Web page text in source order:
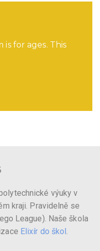
for ages. This
výuky v
kraji. Pravidelně se
League). Naše škola
Elixír do škol